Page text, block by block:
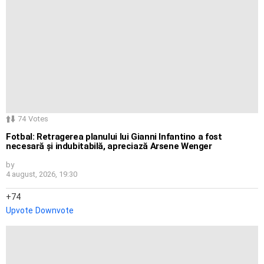
74 Votes
Fotbal: Retragerea planului lui Gianni Infantino a fost
necesară și indubitabilă, apreciază Arsene Wenger
by
4 august, 2026, 19:30
74
Upvote Downvote